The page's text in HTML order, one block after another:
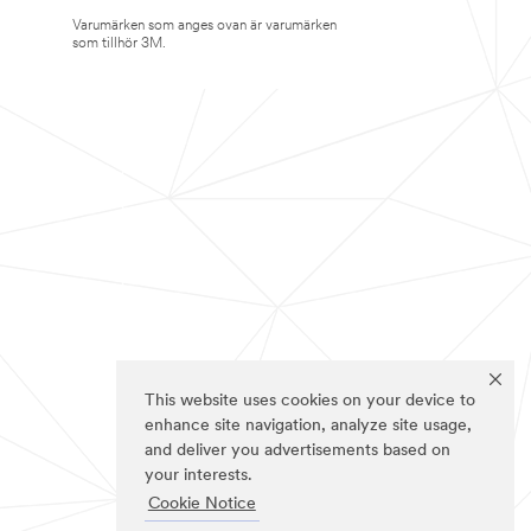
This website uses cookies on your device to
enhance site navigation, analyze site usage,
and deliver you advertisements based on
your interests.
Cookie Notice
Varumärken som anges ovan är varumärken
som tillhör 3M.